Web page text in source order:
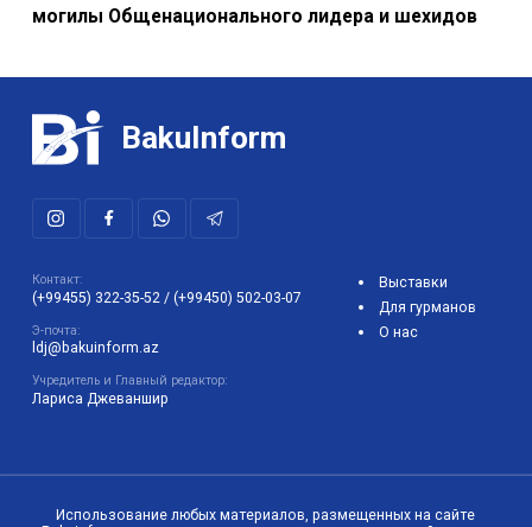
могилы Общенационального лидера и шехидов
BakuInform
Контакт:
(+99455) 322-35-52 / (+99450) 502-03-07
Э-почта:
ldj@bakuinform.az
Учредитель и Главный редактор:
Лариса Джеваншир
Выставки
Для гурманов
О нас
Использование любых материалов, размещенных на сайте